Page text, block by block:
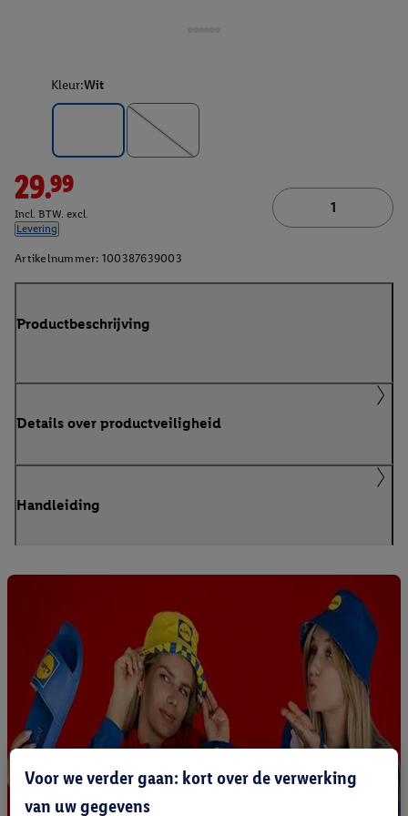
Kleur:Wit
29.99
Incl. BTW. excl.
Levering
Artikelnummer: 100387639003
Productbeschrijving
Details over productveiligheid
Handleiding
Voor we verder gaan: kort over de verwerking
van uw gegevens